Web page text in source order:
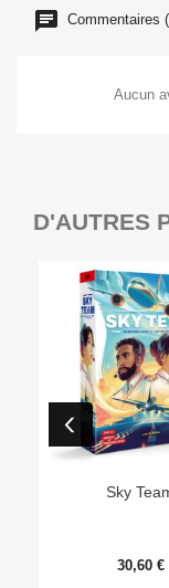
Commentaires
Aucun
D'AUTRES
Sky
30,60 €